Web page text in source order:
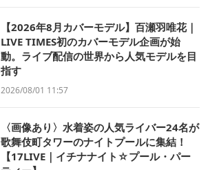
【2026年8月カバーモデル】百瀬羽唯花｜
LIVE TIMES初のカバーモデル企画が始
動。ライブ配信の世界から人気モデルを目
指す
2026/08/01 11:57
〈画像あり〉水着姿の人気ライバー24名が
歌舞伎町タワーのナイトプールに集結！
【17LIVE｜イチナナイト☆プール・パー